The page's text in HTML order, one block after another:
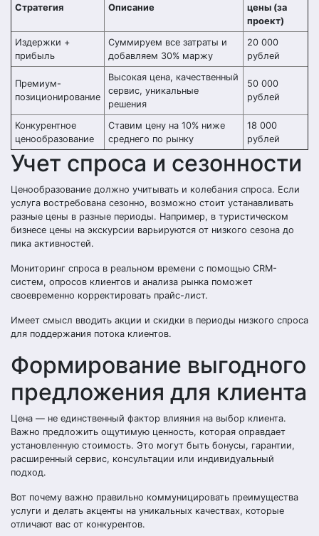
Стратегия Описание
цены (за
проект)
Издержки +
прибыль
Суммируем все затраты и
добавляем 30% маржу
20 000
рублей
Премиум-
позиционирование
Высокая цена, качественный
сервис, уникальные
решения
50 000
рублей
Конкурентное
ценообразование
Ставим цену на 10% ниже
среднего по рынку
18 000
рублей
Учет спроса и сезонности
Ценообразование должно учитывать и колебания спроса. Если
услуга востребована сезонно, возможно стоит устанавливать
разные цены в разные периоды. Например, в туристическом
бизнесе цены на экскурсии варьируются от низкого сезона до
пика активностей.
Мониторинг спроса в реальном времени с помощью CRM-
систем, опросов клиентов и анализа рынка поможет
своевременно корректировать прайс-лист.
Имеет смысл вводить акции и скидки в периоды низкого спроса
для поддержания потока клиентов.
Формирование выгодного
предложения для клиента
Цена — не единственный фактор влияния на выбор клиента.
Важно предложить ощутимую ценность, которая оправдает
установленную стоимость. Это могут быть бонусы, гарантии,
расширенный сервис, консультации или индивидуальный
подход.
Вот почему важно правильно коммуницировать преимущества
услуги и делать акценты на уникальных качествах, которые
отличают вас от конкурентов.